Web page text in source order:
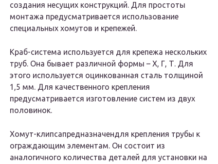
создания несущих конструкций. Для простоты
монтажа предусматривается использование
специальных хомутов и крепежей.
Краб-система используется для крепежа нескольких
труб. Она бывает различной формы – Х, Г, Т. Для
этого используется оцинкованная сталь толщиной
1,5 мм. Для качественного крепления
предусматривается изготовление систем из двух
половинок.
Хомут-клипсапредназначендля крепления трубы к
ограждающим элементам. Он состоит из
аналогичного количества деталей для установки на